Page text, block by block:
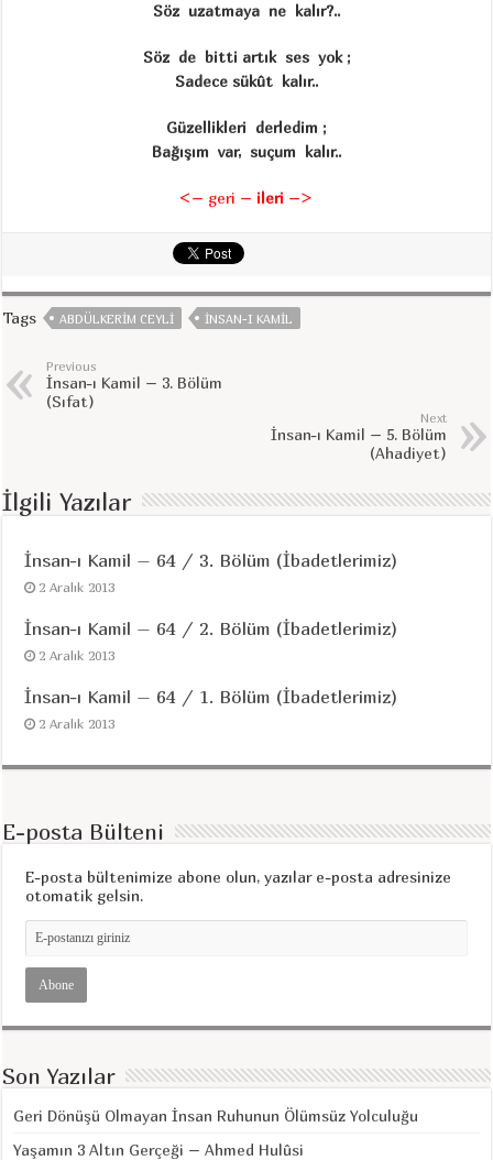
Söz uzatmaya ne kalır?..
Söz de bitti artık ses yok ;
Sadece sükût kalır..
Güzellikleri derledim ;
Bağışım var, suçum kalır..
<– geri – ileri –>
Tags ABDÜLKERIM CEYLI INSAN-I KAMIL
Previous
İnsan-ı Kamil – 3. Bölüm
(Sıfat)
Next
İnsan-ı Kamil – 5. Bölüm
(Ahadiyet)
İlgili Yazılar
İnsan-ı Kamil – 64 / 3. Bölüm (İbadetlerimiz)
2 Aralık 2013
İnsan-ı Kamil – 64 / 2. Bölüm (İbadetlerimiz)
2 Aralık 2013
İnsan-ı Kamil – 64 / 1. Bölüm (İbadetlerimiz)
2 Aralık 2013
E-posta Bülteni
E-posta bültenimize abone olun, yazılar e-posta adresinize
otomatik gelsin.
Son Yazılar
Geri Dönüşü Olmayan İnsan Ruhunun Ölümsüz Yolculuğu
Yaşamın 3 Altın Gerçeği – Ahmed Hulûsi